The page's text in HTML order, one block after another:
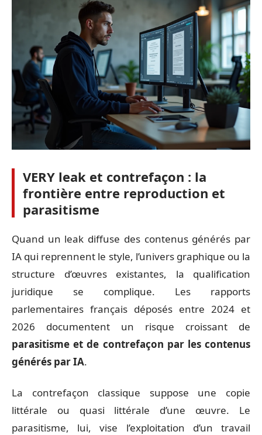
VERY leak et contrefaçon : la
frontière entre reproduction et
parasitisme
Quand un leak diffuse des contenus générés par
IA qui reprennent le style, l’univers graphique ou la
structure d’œuvres existantes, la qualification
juridique se complique. Les rapports
parlementaires français déposés entre 2024 et
2026 documentent un risque croissant de
parasitisme et de contrefaçon par les contenus
générés par IA.
La contrefaçon classique suppose une copie
littérale ou quasi littérale d’une œuvre. Le
parasitisme, lui, vise l’exploitation d’un travail